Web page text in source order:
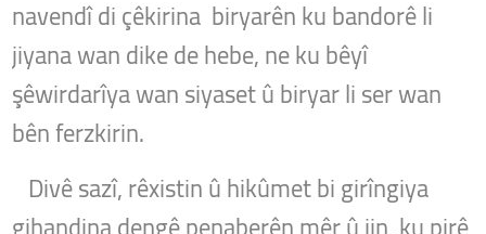
navendî di çêkirina biryarên ku bandorê li
jiyana wan dike de hebe, ne ku bêyî
şêwirdarîya wan siyaset û biryar li ser wan
bên ferzkirin.
Divê sazî, rêxistin û hikûmet bi girîngiya